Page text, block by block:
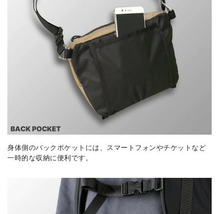
身体側のバックポケットには、スマートフォンやチケットなど
一時的な収納に便利です。